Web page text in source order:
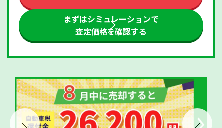
まずはシミュレーションで
査定価格を確認する